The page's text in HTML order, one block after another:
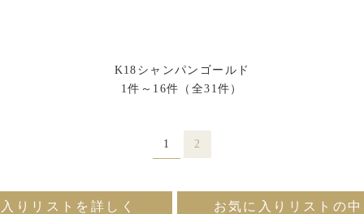
K18シャンパンゴールド
1件～16件（全31件）
1 2
りリストを詳しく お気に入りリストの